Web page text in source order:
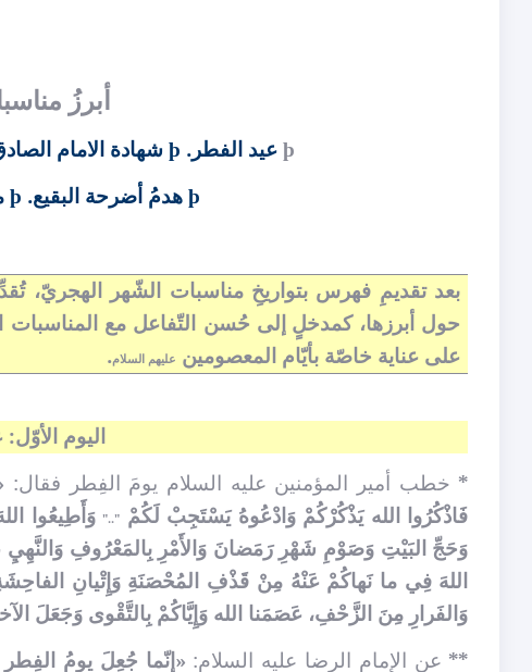
أبرزُ
þ عيد الفطر. þ شهادة الامام
þ هدمُ أضرحة البقيع. þ
بعد تقديمِ فهرس بتواريخِ مناسبات الشّهر الهجريّ،
حول أبرزها، كمدخلٍ إلى حُسن التّفاعل مع المناسبات
على عناية خاصّة بأيّام المعصومين عليهم السلام.
اليوم
* خطب أمير المؤمنين عليه السلام يومَ الفِطر فقال:
فَاذْكُرُوا الله يَذْكُرْكُمْ وَادْعُوهُ يَسْتَجِبْ لَكُمْ
".."وَأَطِيعُوا
وَحَجِّ البَيْتِ وَصَوْمِ شَهْرِ رَمَضانَ وَالأَمْرِ بِالمَعْرُوفِ وَالنَّهِيِ
اللهَ فِي ما نَهاكُمْ عَنْهُ مِنْ قَذْفِ المُحْصَنَةِ وَإِتْيانِ
وَالفَرارِ مِنَ الزَّحْفِ، عَصَمَنا الله وَإِيَّاكُمْ بِالتَّقْوى وَجَعَلَ
** عن الإمام الرضا عليه السلام: «إنّما جُعِلَ يومُ